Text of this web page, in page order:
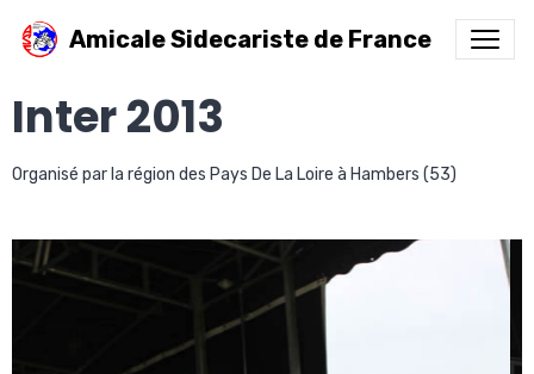
Amicale Sidecariste de France
Inter 2013
Organisé par la région des Pays De La Loire à Hambers (53)